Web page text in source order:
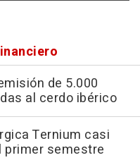
de 5.000
al cerdo ibérico
Ternium casi
primer semestre